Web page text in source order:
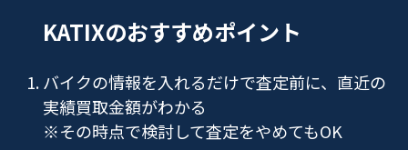
KATIXのおすすめポイント
バイクの情報を入れるだけで査定前に、直近の
実績買取金額がわかる
※その時点で検討して査定をやめてもOK